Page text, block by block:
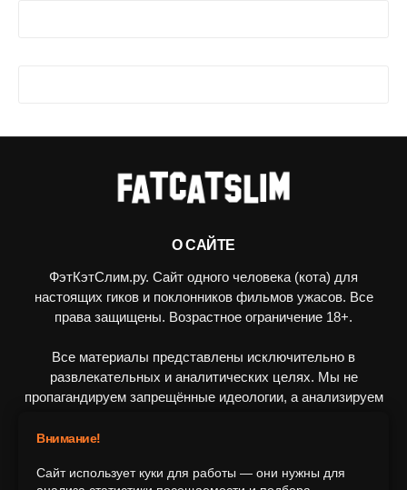
О САЙТЕ
ФэтКэтСлим.ру. Сайт одного человека (кота) для
настоящих гиков и поклонников фильмов ужасов. Все
права защищены. Возрастное ограничение 18+.
Все материалы представлены исключительно в
развлекательных и аналитических целях. Мы не
пропагандируем запрещённые идеологии, а анализируем
Внимание!
Сайт использует куки для работы — они нужны для